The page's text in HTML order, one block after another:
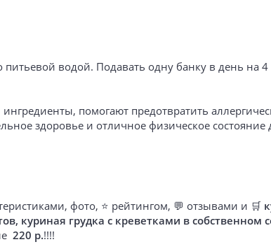
водой. Подавать одну банку в день на 4
помогают предотвратить
здоровье и отличное физическое состояние
фото, ⭐ рейтингом, 💬 отзывами и 🛒
куриная грудка с креветками в собственном
220 р.!!!!